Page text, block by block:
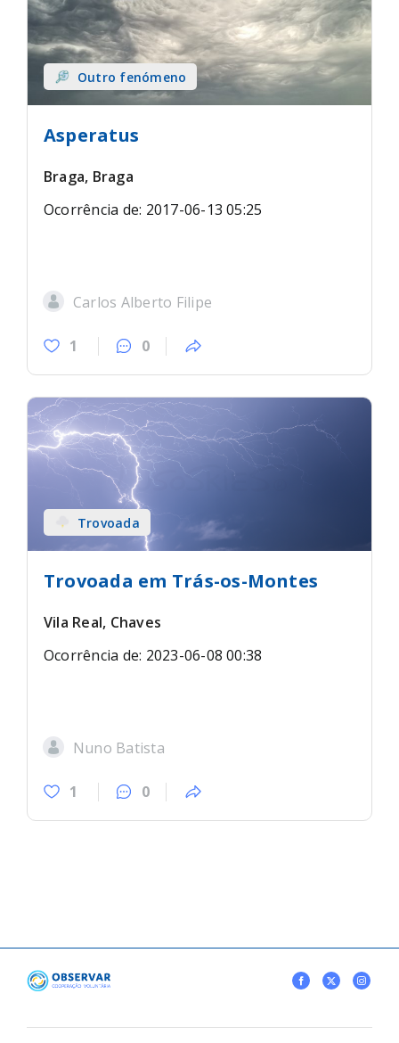
Outro fenómeno
Asperatus
Braga, Braga
Ocorrência de: 2017-06-13 05:25
Carlos Alberto Filipe
1 0
Trovoada
Trovoada em Trás-os-Montes
Vila Real, Chaves
Ocorrência de: 2023-06-08 00:38
Nuno Batista
1 0